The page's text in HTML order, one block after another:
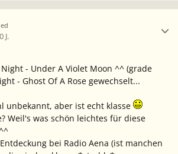
J.
- Under A Violet Moon ^^ (grade
- Ghost Of A Rose gewechselt...
unbekannt, aber ist echt klasse
Weil's was schön leichtes für diese
bei Radio Aena (ist manchen